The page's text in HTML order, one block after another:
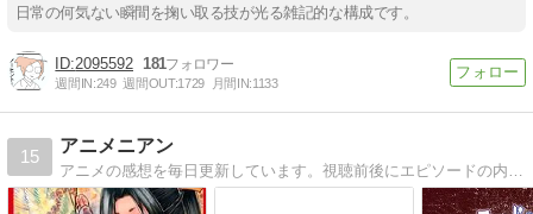
日常の何気ない瞬間を掬い取る技が光る雑記的な構成です。
2095592 181
週間IN:249 週間OUT:1729 月間IN:1133
15
アニメニアン
アニメの感想を毎日更新しています。視聴前後にエピソードの内容を確認したい人、あらすじを知りたい人、見逃した人向けの内容になっています。